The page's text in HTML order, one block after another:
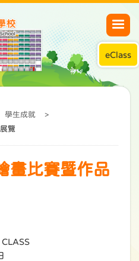
eClass
學生成就
>
覽
畫比賽暨作品